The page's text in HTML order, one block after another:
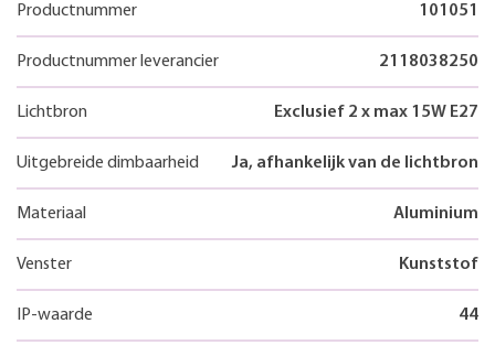
Productnummer 101051
Productnummer leverancier 2118038250
Lichtbron Exclusief 2 x max 15W E27
Uitgebreide dimbaarheid Ja, afhankelijk van de lichtbron
Materiaal Aluminium
Venster Kunststof
IP-waarde 44